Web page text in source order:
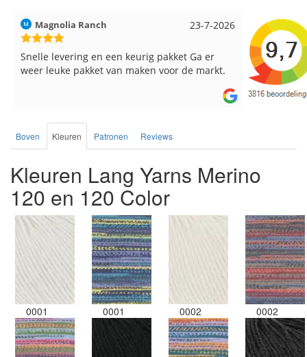
17-7-2026
Hilde uit Loyers
Reeds meerdere keren breigaren en
breinaalden besteld, altijd heel tevreden over
Loes uit
Snelle
Boven Kleuren Patronen Reviews
Kleuren Lang Yarns Merino
120 en 120 Color
0001 0001 0002 0002